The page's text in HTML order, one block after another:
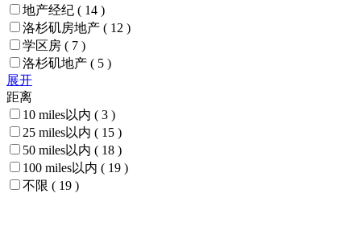
地产经纪 ( 14 )
洛杉矶房地产 ( 12 )
学区房 ( 7 )
洛杉矶地产 ( 5 )
展开
距离
10 miles以内 ( 3 )
25 miles以内 ( 15 )
50 miles以内 ( 18 )
100 miles以内 ( 19 )
不限 ( 19 )